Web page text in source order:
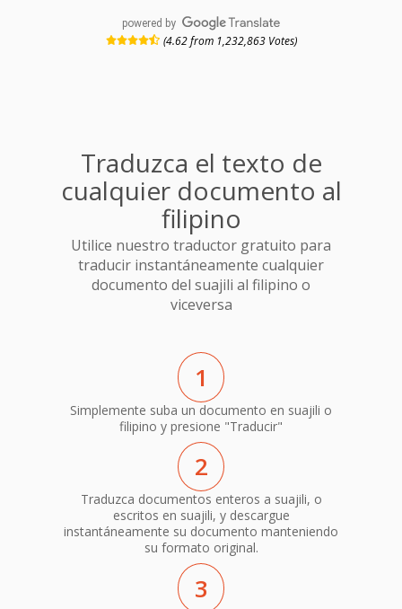
powered by
(4.62 from 1,232,863 Votes)
Traduzca el texto de
cualquier documento al
filipino
Utilice nuestro traductor gratuito para
traducir instantáneamente cualquier
documento del suajili al filipino o
viceversa
1
Simplemente suba un documento en suajili o
filipino y presione "Traducir"
2
Traduzca documentos enteros a suajili, o
escritos en suajili, y descargue
instantáneamente su documento manteniendo
su formato original.
3